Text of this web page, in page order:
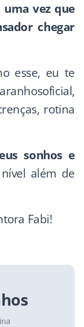
uma vez que
chegar
esse, eu te
rotina
sonhos e
além de
Fabi!